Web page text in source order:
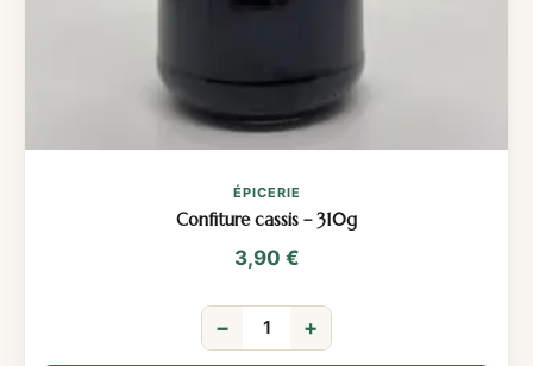
ÉPICERIE
Confiture cassis – 310g
3,90 €
− +